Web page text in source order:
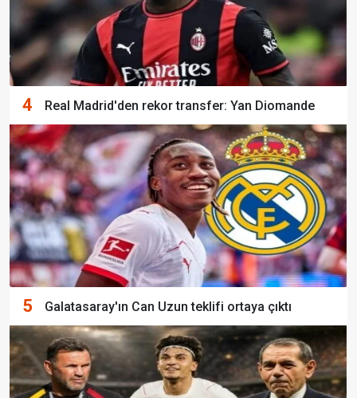
4 Real Madrid'den rekor transfer: Yan Diomande
5 Galatasaray'ın Can Uzun teklifi ortaya çıktı